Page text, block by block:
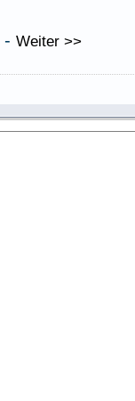
- Weiter >>